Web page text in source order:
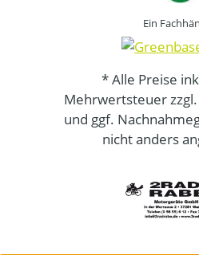
Ein
* Alle Preise
Mehrwertsteuer zzgl.
und ggf.
nicht anders